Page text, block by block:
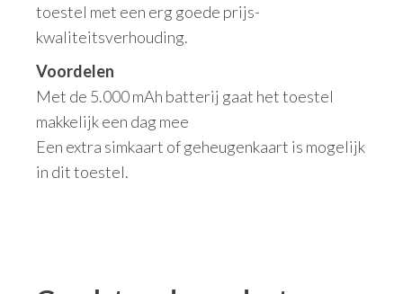
toestel met een erg goede prijs-
kwaliteitsverhouding.
Voordelen
Met de 5.000 mAh batterij gaat het toestel
makkelijk een dag mee
Een extra simkaart of geheugenkaart is mogelijk
in dit toestel.